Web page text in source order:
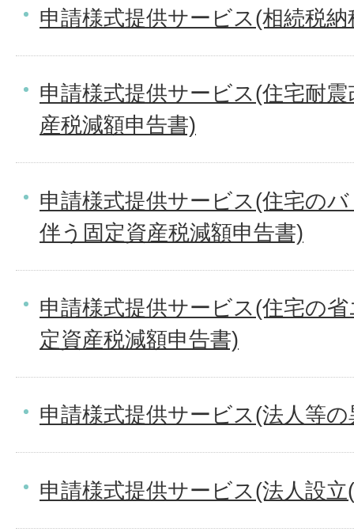
申請様式提供サービス(相続税
申請様式提供サービス(住宅耐
産税減額申告書)
申請様式提供サービス(住宅の
伴う固定資産税減額申告書)
申請様式提供サービス(住宅の
定資産税減額申告書)
申請様式提供サービス(法人等の
申請様式提供サービス(法人設